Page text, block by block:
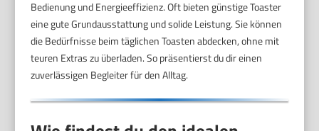
Bedienung und Energieeffizienz. Oft bieten günstige Toaster
eine gute Grundausstattung und solide Leistung. Sie können
die Bedürfnisse beim täglichen Toasten abdecken, ohne mit
teuren Extras zu überladen. So präsentierst du dir einen
zuverlässigen Begleiter für den Alltag.